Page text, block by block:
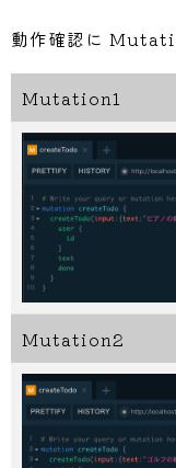
return r.
type
func
動作確認に
Mutation1
Mutation2